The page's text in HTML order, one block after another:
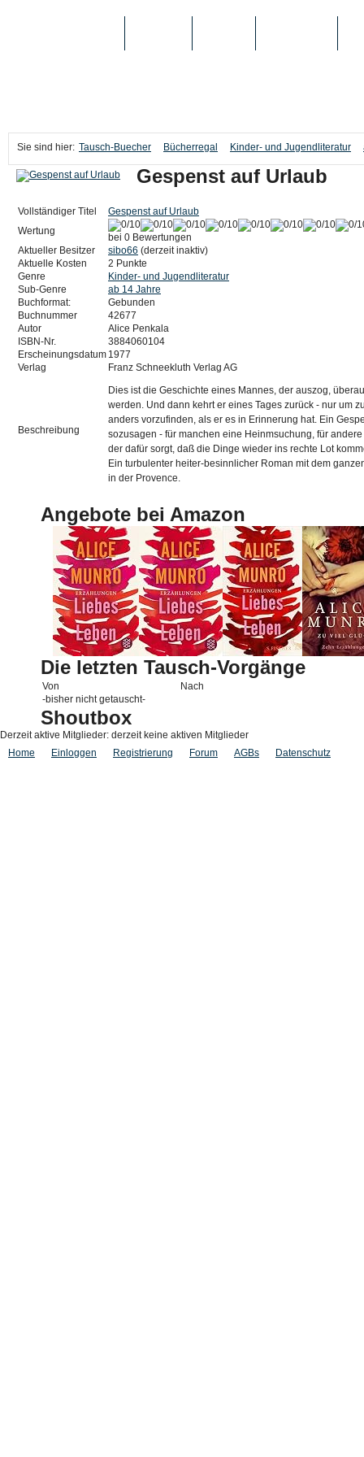
Sie sind hier: Tausch-Buecher Bücherregal Kinder- und Jugendliteratur
Gespenst auf Urlaub
Vollständiger Titel
Gespenst auf Urlaub
Wertung
bei 0 Bewertungen
Aktueller Besitzer
sibo66 (derzeit inaktiv)
Aktuelle Kosten
2 Punkte
Genre
Kinder- und Jugendliteratur
Sub-Genre
ab 14 Jahre
Buchformat:
Gebunden
Buchnummer
42677
Autor
Alice Penkala
ISBN-Nr.
3884060104
Erscheinungsdatum 1977
Verlag
Franz Schneekluth Verlag AG
Beschreibung
Dies ist die Geschichte eines Mannes, der auszog,
werden. Und dann kehrt er eines Tages zurück - nur um
anders vorzufinden, als er es in Erinnerung hat. Ein
sozusagen - für manchen eine Heinmsuchung, für
der dafür sorgt, daß die Dinge wieder ins rechte Lot
Ein turbulenter heiter-besinnlicher Roman mit dem
in der Provence.
Angebote bei Amazon
Die letzten Tausch-Vorgänge
Von
Nach
-bisher nicht getauscht-
Shoutbox
Derzeit aktive Mitglieder: derzeit keine aktiven Mitglieder
Home
Einloggen Registrierung Forum AGBs Datenschutz